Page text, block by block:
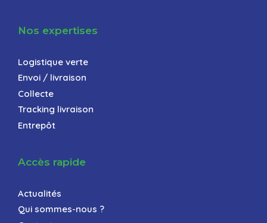
Nos expertises
Logistique verte
Envoi / livraison
Collecte
Tracking livraison
Entrepôt
Accès rapide
Actualités
Qui sommes-nous ?